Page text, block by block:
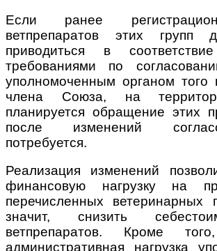
Если ранее
ветпрепаратов этих групп
приводиться в
требованиями по
уполномоченным органом того
члена Союза, на
планируется обращение этих
после изменений
потребуется.
Реализация изменений
финансовую нагрузку на
перечисленных ветеринарных
значит, снизить
ветпрепаратов. Кроме
административная нагрузка